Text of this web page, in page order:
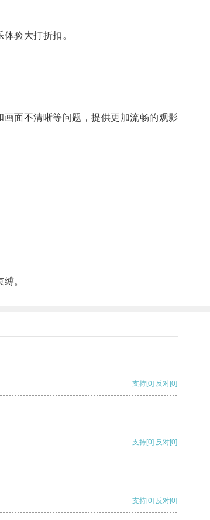
验大打折扣。
面不清晰等问题，提供更加流畅的观影
。
支持[0] 反对[0]
支持[0] 反对[0]
支持[0] 反对[0]